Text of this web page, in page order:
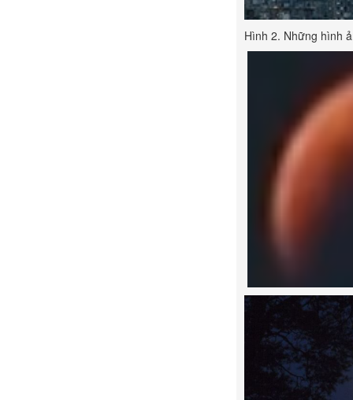
Hình 2. Những hình